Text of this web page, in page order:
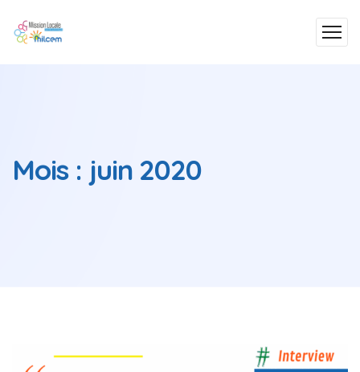
Mois : juin 2020